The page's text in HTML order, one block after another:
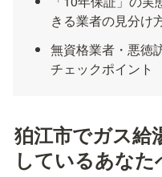
きる業者の見分け
無資格業者・悪徳
チェックポイント
狛江市でガス給
しているあなた